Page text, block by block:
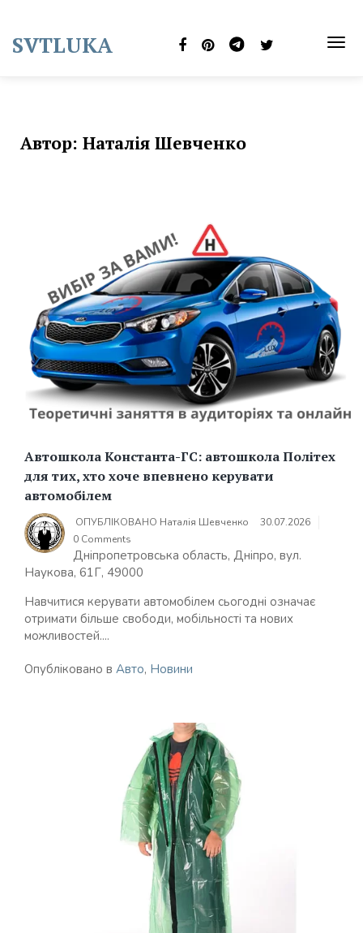
content
SVTLUKA
Автор: Наталія Шевченко
Автошкола Константа-ГС: автошкола Політех
для тих, хто хоче впевнено керувати
автомобілем
ОПУБЛІКОВАНО Наталія Шевченко
30.07.2026
0 Comments
Дніпропетровська область, Дніпро, вул.
Наукова, 61Г, 49000
Навчитися керувати автомобілем сьогодні означає
отримати більше свободи, мобільності та нових
можливостей....
Опубліковано в Авто, Новини